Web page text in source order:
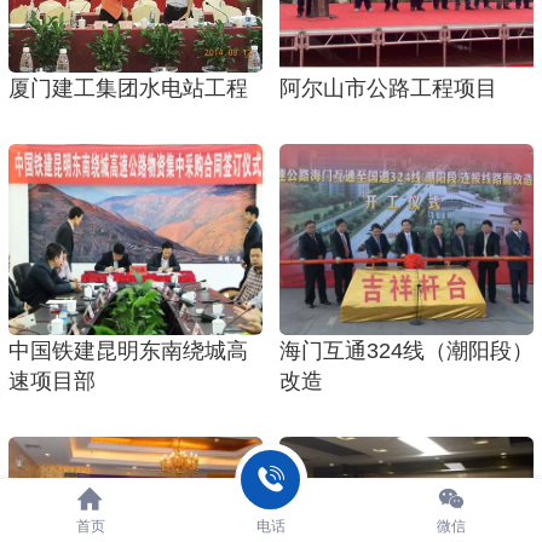
厦门建工集团水电站工程 阿尔山市公路工程项目
中国铁建昆明东南绕城高
速项目部
海门互通324线（潮阳段）
改造
首页 电话 微信